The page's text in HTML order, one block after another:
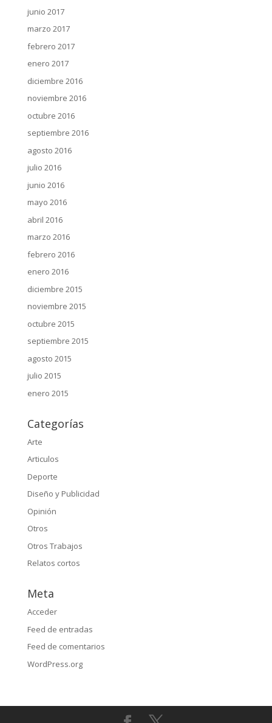
junio 2017
marzo 2017
febrero 2017
enero 2017
diciembre 2016
noviembre 2016
octubre 2016
septiembre 2016
agosto 2016
julio 2016
junio 2016
mayo 2016
abril 2016
marzo 2016
febrero 2016
enero 2016
diciembre 2015
noviembre 2015
octubre 2015
septiembre 2015
agosto 2015
julio 2015
enero 2015
Categorías
Arte
Articulos
Deporte
Diseño y Publicidad
Opinión
Otros
Otros Trabajos
Relatos cortos
Meta
Acceder
Feed de entradas
Feed de comentarios
WordPress.org